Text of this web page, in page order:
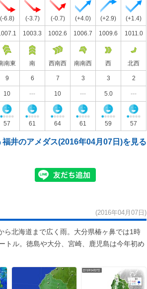
(-6.8) (-3.7) (-0.7) (+4.0) (+2.9) (+1.4)
1003.3 1002.6 1006.7 1009.6 1011.0
南東 南 西南西 南南西 西 北西
9 6 7 3 3 2
10 --- 10 --- 5.0 ---
57 61 64 61 59 57
福井のアメダス(2016年04月07日)を見る
(2016年04月07日)
ら北海道まで広く雨。大分県椿ヶ鼻では1時
トル。徳島や大分、宮崎、鹿児島は今年初め